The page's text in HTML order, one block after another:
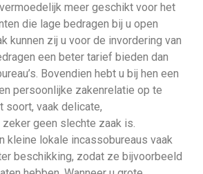
meer geschikt voor het
die lage bedragen bij u open
kunnen zij u voor de invordering van
een beter tarief bieden dan
Bovendien hebt u bij hen een
persoonlijke zakenrelatie op te
soort, vaak delicate,
geen slechte zaak is.
kleine lokale incassobureaus vaak
beschikking, zodat ze bijvoorbeeld